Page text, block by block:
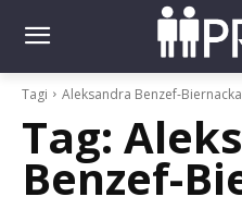
Tagi Aleksandra Benzef-Biernacka
Tag:
Benzef-